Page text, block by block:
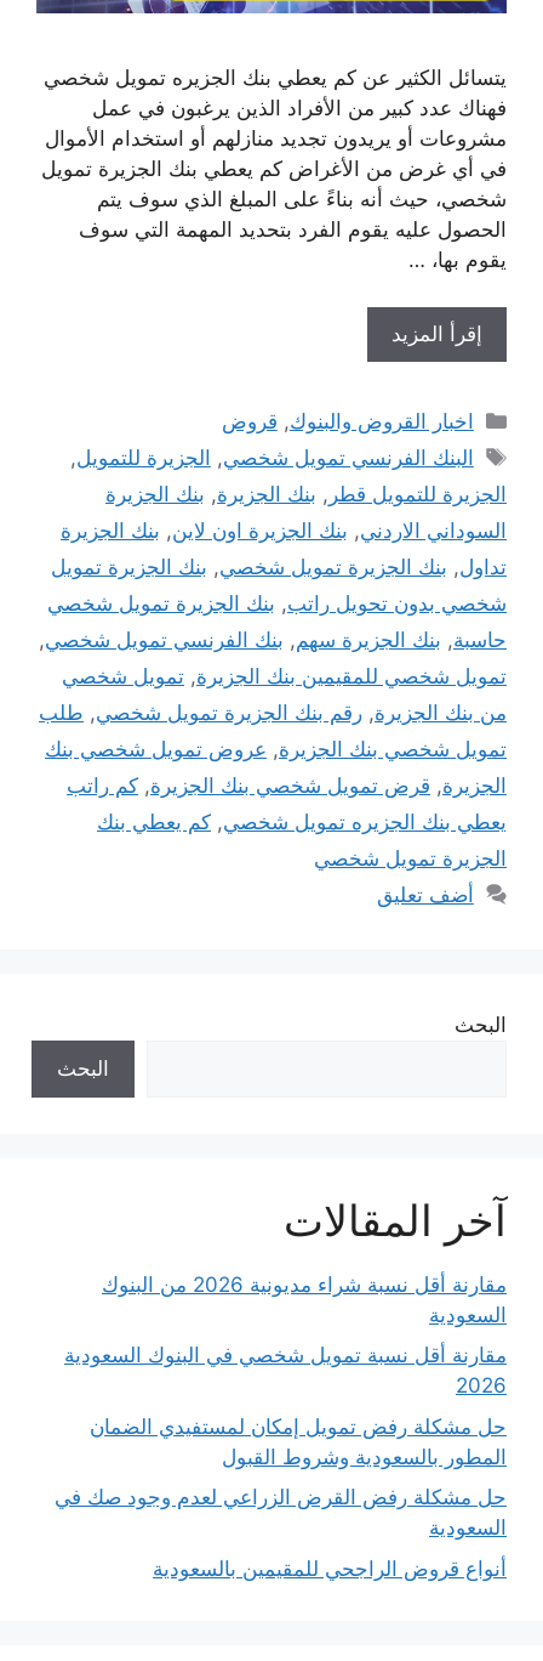
يتسائل الكثير عن كم يعطي بنك الجزيره تمويل شخصي
فهناك عدد كبير من الأفراد الذين يرغبون في عمل
مشروعات أو يريدون تجديد منازلهم أو استخدام الأموال
في أي غرض من الأغراض كم يعطي بنك الجزيرة تمويل
شخصي، حيث أنه بناءً على المبلغ الذي سوف يتم
الحصول عليه يقوم الفرد بتحديد المهمة التي سوف
يقوم بها، …
إقرأ المزيد
التصنيفات
اخبار القروض والبنوك, قروض
الوسوم
البنك الفرنسي تمويل شخصي, الجزيرة للتمويل,
الجزيرة للتمويل قطر , بنك الجزيرة, بنك الجزيرة
السوداني الاردني, بنك الجزيرة اون لاين, بنك الجزيرة
تداول, بنك الجزيرة تمويل شخصي, بنك الجزيرة تمويل
شخصي بدون تحويل راتب, بنك الجزيرة تمويل شخصي
حاسبة, بنك الجزيرة سهم, بنك الفرنسي تمويل شخصي,
تمويل شخصي للمقيمين بنك الجزيرة, تمويل شخصي
من بنك الجزيرة, رقم بنك الجزيرة تمويل شخصي, طلب
تمويل شخصي بنك الجزيرة, عروض تمويل شخصي بنك
الجزيرة, قرض تمويل شخصي بنك الجزيرة, كم راتب
يعطي بنك الجزيره تمويل شخصي, كم يعطي بنك
الجزيرة تمويل شخصي
أضف تعليق
البحث
البحث
آخر المقالات
مقارنة أقل نسبة شراء مديونية 2026 من البنوك
السعودية
مقارنة أقل نسبة تمويل شخصي في البنوك السعودية
2026
حل مشكلة رفض تمويل إمكان لمستفيدي الضمان
المطور بالسعودية وشروط القبول
حل مشكلة رفض القرض الزراعي لعدم وجود صك في
السعودية
أنواع قروض الراجحي للمقيمين بالسعودية